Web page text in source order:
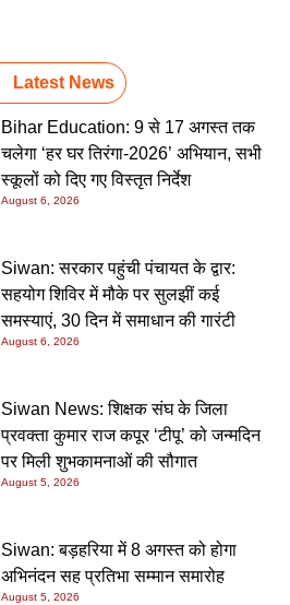
Latest News
Bihar Education: 9 से 17 अगस्त तक
चलेगा ‘हर घर तिरंगा-2026’ अभियान, सभी
स्कूलों को दिए गए विस्तृत निर्देश
August 6, 2026
Siwan: सरकार पहुंची पंचायत के द्वार:
सहयोग शिविर में मौके पर सुलझीं कई
समस्याएं, 30 दिन में समाधान की गारंटी
August 6, 2026
Siwan News: शिक्षक संघ के जिला
प्रवक्ता कुमार राज कपूर ‘टीपू’ को जन्मदिन
पर मिली शुभकामनाओं की सौगात
August 5, 2026
Siwan: बड़हरिया में 8 अगस्त को होगा
अभिनंदन सह प्रतिभा सम्मान समारोह
August 5, 2026